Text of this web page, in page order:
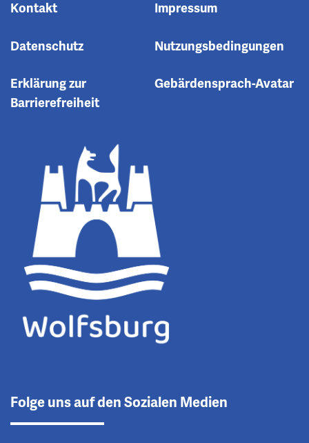
Kontakt Impressum
Datenschutz Nutzungsbedingungen
Erklärung zur
Barrierefreiheit
Gebärdensprach-Avatar
Folge uns auf den Sozialen Medien